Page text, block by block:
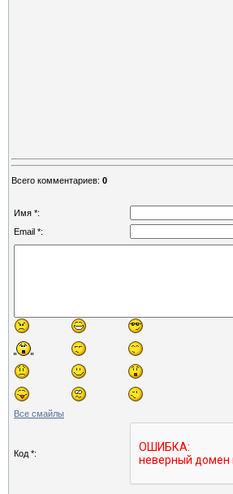
Всего комментариев: 0
Имя *:
Email *:
Все смайлы
Код *: